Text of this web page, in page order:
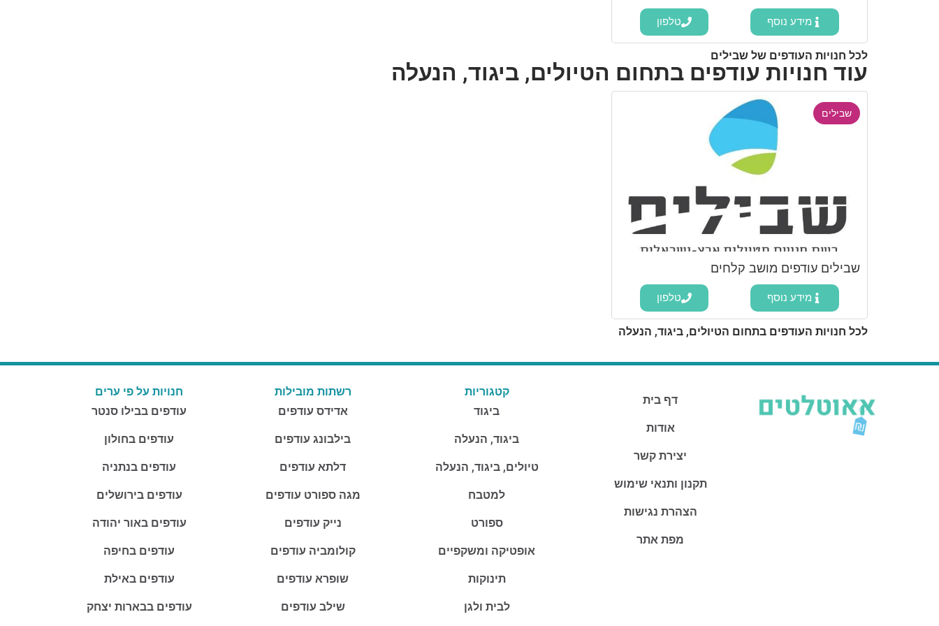
מידע נוסף טלפון
לכל חנויות העודפים של שבילים
עוד חנויות עודפים בתחום הטיולים, ביגוד, הנעלה
שבילים
שבילים עודפים מושב קלחים
מידע נוסף טלפון
לכל חנויות העודפים בתחום הטיולים, ביגוד, הנעלה
דף בית
אודות
יצירת קשר
תקנון ותנאי שימוש
הצהרת נגישות
מפת אתר
קטגוריות
ביגוד
ביגוד, הנעלה
טיולים, ביגוד, הנעלה
למטבח
ספורט
אופטיקה ומשקפיים
תינוקות
לבית ולגן
רשתות מובילות
אדידס עודפים
בילבונג עודפים
דלתא עודפים
מגה ספורט עודפים
נייק עודפים
קולומביה עודפים
שופרא עודפים
שילב עודפים
חנויות על פי ערים
עודפים בבילו סנטר
עודפים בחולון
עודפים בנתניה
עודפים בירושלים
עודפים באור יהודה
עודפים בחיפה
עודפים באילת
עודפים בבארות יצחק